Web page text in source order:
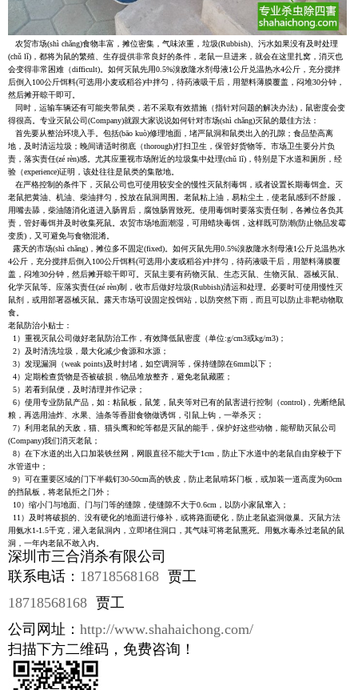
农贸市场(shì chǎng)食物丰富，摊位密集，气味浓重，垃圾(Rubbish)、污水如果没有及时处理
(chǔ lǐ)，都将为鼠的繁殖、生存提供非常良好的条件，老鼠一旦进来，就会在这里扎窝，消灭也
会变得非常困难（difficult)。如何灭鼠先用0.5%溴敌隆水剂母液1公斤兑温热水4公斤，充分搅拌
后倒入100公斤饵料(可选用小麦或稻谷)中拌匀，待药液吸干后，用塑料薄膜覆盖，闷堆30分钟，
然后摊开晾干即可。
同时，运输车辆还有可能夹带鼠类，若不采取有效措施（指针对问题的解决办法)，鼠密度会变
得很高。专业灭鼠公司(Company)就跟大家说说如何针对市场(shì chǎng)灭鼠的最佳方法：
首先要从整治环境入手。包括(bāo kuò)修理地面，堵严鼠洞和鼠类出入的孔隙；食品垫高离
地，及时清运垃圾；晚间请适时彻底（thorough)打扫卫生，保管好货物等。市场卫生要分片负
责，落实责任(zé rèn)感。尤其应重视市场附近的垃圾集中处理(chǔ lǐ)，特别是下水道和厕所，经
验（experience)证明，该处往往是鼠类的集散地。
在严格控制的条件下，灭鼠公司也可使用较安全的慢性灭鼠剂毒饵，或者设置长期毒饵盒。灭
老鼠把黄油、机油、柴油拌匀，投放在鼠洞周围。老鼠粘上油，易粘尘土，使老鼠感到不舒服，
用嘴去舔，柴油随消化道进入肠胃后，腐蚀肠胃致死。使用毒饵时要落实责任制，各摊位各负其
责，管好毒饵并及时收集死鼠。农贸市场地面潮湿，可用蜡块毒饵，这样既可防潮(防止物品发霉
变质)，又可避免与食物混淆。
露天的市场(shì chǎng)，摊位多不固定(fixed)。如何灭鼠先用0.5%溴敌隆水剂母液1公斤兑温热水
4公斤，充分搅拌后倒入100公斤饵料(可选用小麦或稻谷)中拌匀，待药液吸干后，用塑料薄膜覆
盖，闷堆30分钟，然后摊开晾干即可。灭鼠主要有药物灭鼠、生态灭鼠、生物灭鼠、器械灭鼠、
化学灭鼠等。应落实责任(zé rèn)制，收市后做好垃圾(Rubbish)清运和处理。必要时可使用慢性灭
鼠剂，或用部署器械灭鼠。露天市场可设固定投饵站，以防突然下雨，而且可以防止非靶动物取
食。
老鼠防治小贴士：
1）重视灭鼠公司做好老鼠防治工作，有效降低鼠密度（单位:g/cm3或kg/m3)；
2）及时清洗垃圾，最大化减少食源和水源；
3）发现漏洞（weak points)及时封堵，如空调洞等，保持缝隙在6mm以下；
4）定期检查货物是否被破损，物品堆放整齐，避免老鼠藏匿；
5）若看到鼠便，及时清理并作记录；
6）使用专业防鼠产品，如：粘鼠板，鼠笼，鼠夹等对已有的鼠害进行控制（control)，先断绝鼠
粮，再选用油炸、水果、油条等香甜食物做诱饵，引鼠上钩，一举杀灭；
7）利用老鼠的天敌，猫、猫头鹰和蛇等都是灭鼠的能手，保护好这些动物，能帮助灭鼠公司
(Company)我们消灭老鼠；
8）在下水道的出入口加装铁丝网，网眼直径不能大于1cm，防止下水道中的老鼠自由穿梭于下
水管道中；
9）可在重要区域的门下半截钉30-50cm高的铁皮，防止老鼠啃坏门板，或加装一道高度为60cm
的挡鼠板，将老鼠拒之门外；
10）缩小门与地面、门与门等的缝隙，使缝隙不大于0.6cm，以防小家鼠窜入；
11）及时将破损的、没有硬化的地面进行修补，或将路面硬化，防止老鼠盗洞做巢。灭鼠方法
用氨水1-1.5千克，灌入老鼠洞内，立即堵住洞口，其气味可将老鼠熏死。用氨水毒杀过老鼠的鼠
洞，一年内老鼠不敢入内。
深圳市三合消杀有限公司
联系电话： 18718568168 贾工
18718568168 贾工
公司网址： http://www.shahaichong.com/
扫描下方二维码，免费咨询！